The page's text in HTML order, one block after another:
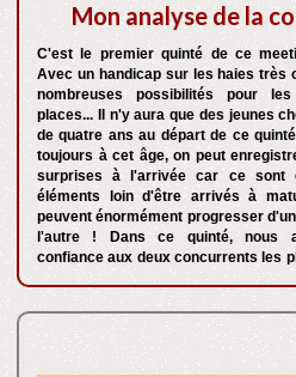
Mon analyse de la
C'est le premier quinté de ce
Avec un handicap sur les haies très
nombreuses possibilités pour les
places... Il n'y aura que des jeunes
de quatre ans au départ de ce
toujours à cet âge, on peut
surprises à l'arrivée car ce sont
éléments loin d'être arrivés à
peuvent énormément progresser
l'autre ! Dans ce quinté, nous
confiance aux deux concurrents les